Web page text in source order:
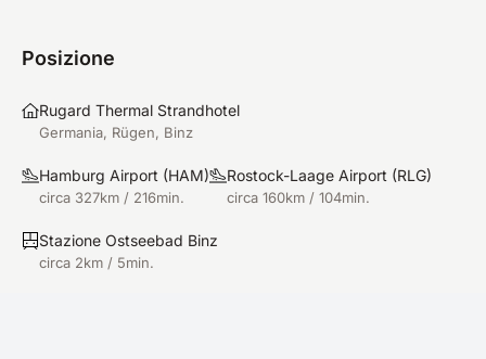
Posizione
Rugard Thermal Strandhotel
Germania, Rügen, Binz
Hamburg Airport (HAM)
circa 327km / 216min.
Rostock-Laage Airport (RLG)
circa 160km / 104min.
Stazione Ostseebad Binz
circa 2km / 5min.